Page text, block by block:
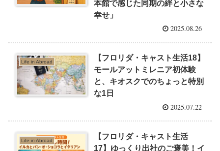
本館で感じた同期の絆と小さな
幸せ」
2025.08.26
Life in Abroad
【フロリダ・キャスト生活18】
モールアットミレニア初体験
と、キオスクでのちょっと特別
な1日
2025.07.22
Life in Abroad
【フロリダ・キャスト生活
17】ゆっくり出社のご褒美！イ